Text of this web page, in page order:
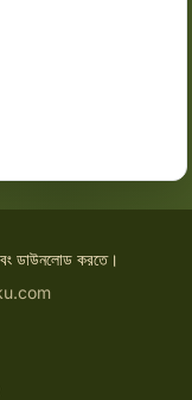
ডাউনলোড করতে।